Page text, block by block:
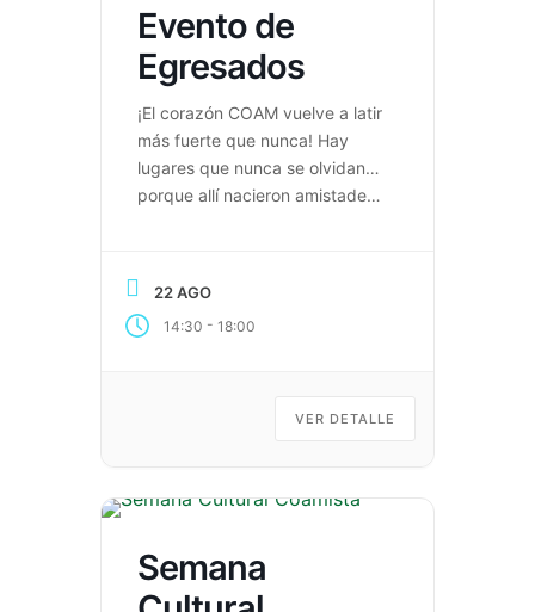
Evento de
Egresados
¡El corazón COAM vuelve a latir
más fuerte que nunca! Hay
lugares que nunca se olvidan…
porque allí nacieron amistades,
reencuentro lleno de
emociones, recuerdos y alegría.
de nuestra historia, […]
22 AGO
14:30 - 18:00
VER DETALLE
Semana